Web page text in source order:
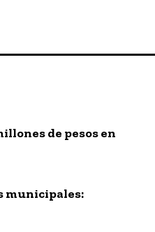
de pesos en
municipales: